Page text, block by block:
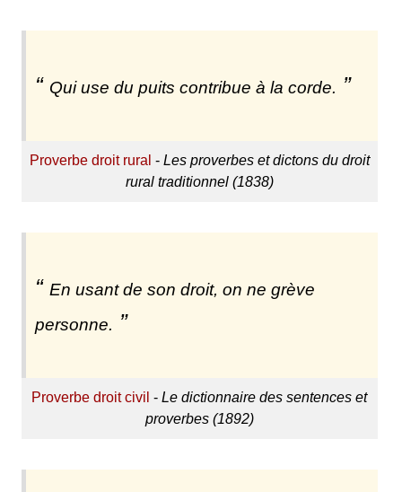
Qui use du puits contribue à la corde.
Proverbe droit rural - Les proverbes et dictons du droit
rural traditionnel (1838)
En usant de son droit, on ne grève
personne.
Proverbe droit civil -Le dictionnaire des sentences et
proverbes (1892)